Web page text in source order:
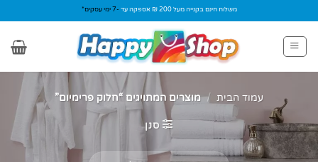
to
content
משלוח חינם בקנייה מעל 200 ₪ אספקה עד -7 ימי עסקים*
עמוד הבית / מוצרים המתויגים “חלוק פרימיום”
סנן